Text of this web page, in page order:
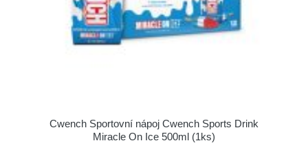
Cwench Sportovní nápoj Cwench Sports Drink
Miracle On Ice 500ml (1ks)